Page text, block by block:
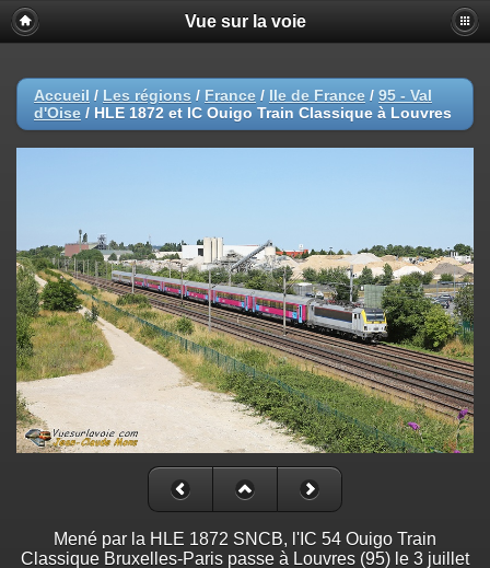
Vue sur la voie
Accueil / Les régions / France / Ile de France / 95 - Val
d'Oise / HLE 1872 et IC Ouigo Train Classique à Louvres
Mené par la HLE 1872 SNCB, l'IC 54 Ouigo Train
Classique Bruxelles-Paris passe à Louvres (95) le 3 juillet